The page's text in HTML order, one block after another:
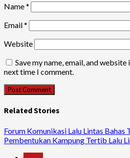
Name*
Email*
Website
Save my name, email, and
next time I comment.
Related Stories
Forum Komunikasi Lalu Lintas Bahas
Pembentukan Kampung Tertib Lalu